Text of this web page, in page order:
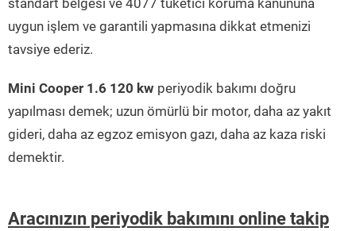
standart belgesi ve 4077 tüketici koruma kanununa
uygun işlem ve garantili yapmasına dikkat etmenizi
tavsiye ederiz.
Mini Cooper 1.6 120 kw periyodik bakımı doğru
yapılması demek; uzun ömürlü bir motor, daha az yakıt
gideri, daha az egzoz emisyon gazı, daha az kaza riski
demektir.
Aracınızın periyodik bakımını online takip